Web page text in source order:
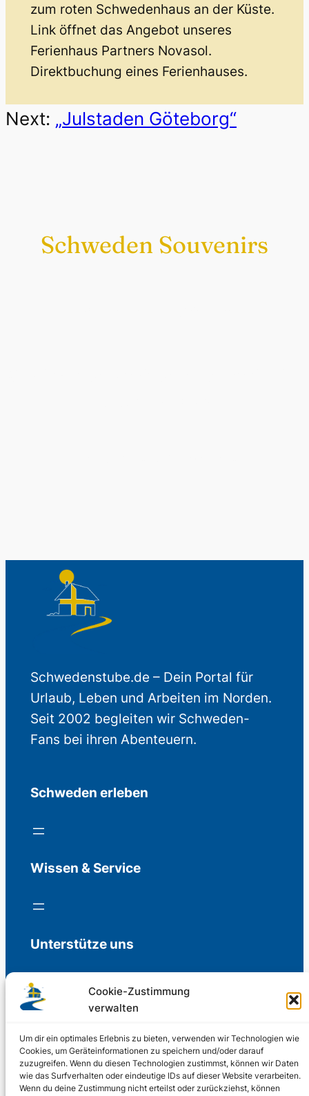
Cookie-Zustimmung
verwalten
Um dir ein optimales Erlebnis zu bieten, verwenden wir Technologien wie
Cookies, um Geräteinformationen zu speichern und/oder darauf
zuzugreifen. Wenn du diesen Technologien zustimmst, können wir Daten
wie das Surfverhalten oder eindeutige IDs auf dieser Website verarbeiten.
Wenn du deine Zustimmung nicht erteilst oder zurückziehst, können
zum roten Schwedenhaus an der Küste.
Link öffnet das Angebot unseres
Ferienhaus Partners Novasol.
Direktbuchung eines Ferienhauses.
Next: „Julstaden Göteborg“
Schweden Souvenirs
Schwedenstube.de – Dein Portal für
Urlaub, Leben und Arbeiten im Norden.
Seit 2002 begleiten wir Schweden-
Fans bei ihren Abenteuern.
Schweden erleben
Wissen & Service
Unterstütze uns
Freiwillige Spenden für die Aufrechterhaltung
Support us